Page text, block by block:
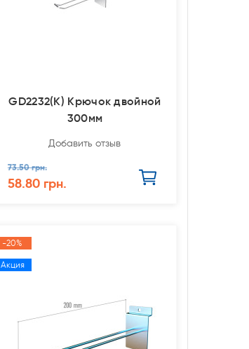
GD2232(К) Крючок двойной
300мм
Добавить отзыв
73.50 грн.
58.80 грн.
-20%
Акция